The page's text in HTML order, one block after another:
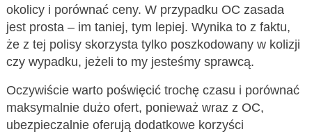
okolicy i porównać ceny. W przypadku OC zasada
jest prosta – im taniej, tym lepiej. Wynika to z faktu,
że z tej polisy skorzysta tylko poszkodowany w kolizji
czy wypadku, jeżeli to my jesteśmy sprawcą.
Oczywiście warto poświęcić trochę czasu i porównać
maksymalnie dużo ofert, ponieważ wraz z OC,
ubezpieczalnie oferują dodatkowe korzyści